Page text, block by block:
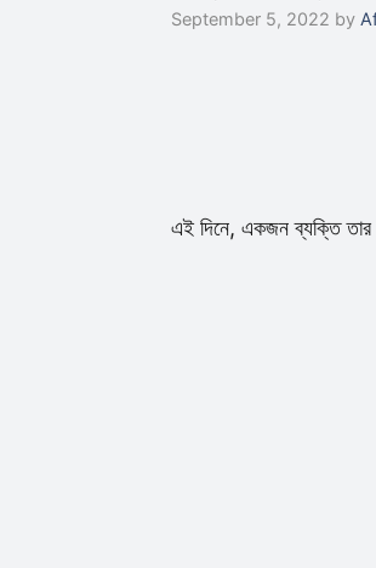
September 5, 2022 by
এই দিনে, একজন ব্যক্তি তার